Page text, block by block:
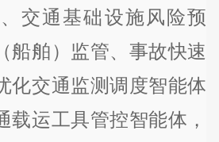
交通基础设施风险预
船舶）监管、事故快速
化交通监测调度智能体
载运工具管控智能体，